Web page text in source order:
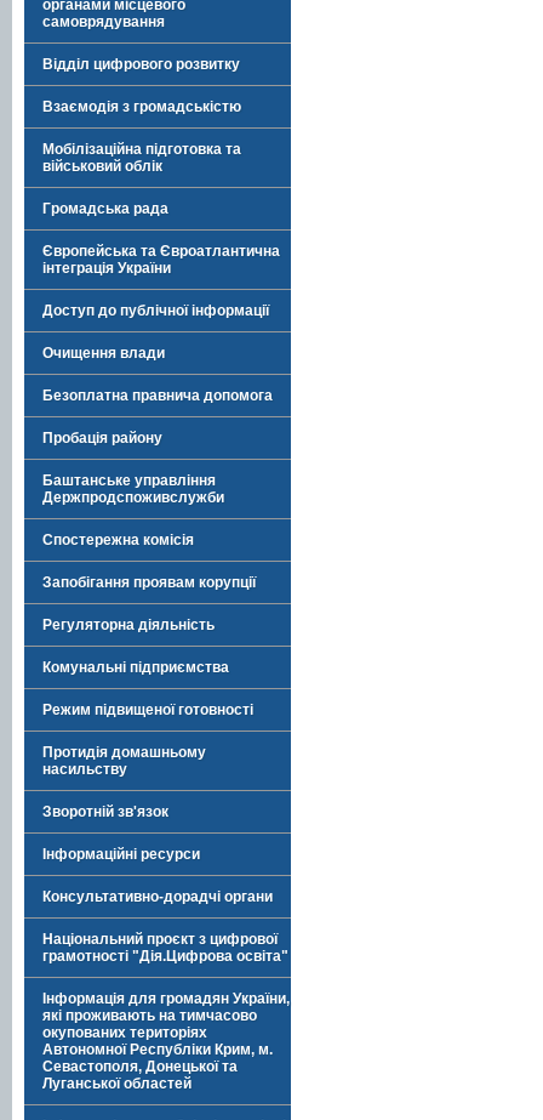
органами місцевого
самоврядування
Відділ цифрового розвитку
Взаємодія з громадськістю
Мобілізаційна підготовка та
військовий облік
Громадська рада
Європейська та Євроатлантична
інтеграція України
Доступ до публічної інформації
Очищення влади
Безоплатна правнича допомога
Пробація району
Баштанське управління
Держпродспоживслужби
Спостережна комісія
Запобігання проявам корупції
Регуляторна діяльність
Комунальні підприємства
Режим підвищеної готовності
Протидія домашньому
насильству
Зворотній зв'язок
Інформаційні ресурси
Консультативно-дорадчі органи
Національний проєкт з цифрової
грамотності "Дія.Цифрова освіта"
Інформація для громадян України,
які проживають на тимчасово
окупованих територіях
Автономної Республіки Крим, м.
Севастополя, Донецької та
Луганської областей